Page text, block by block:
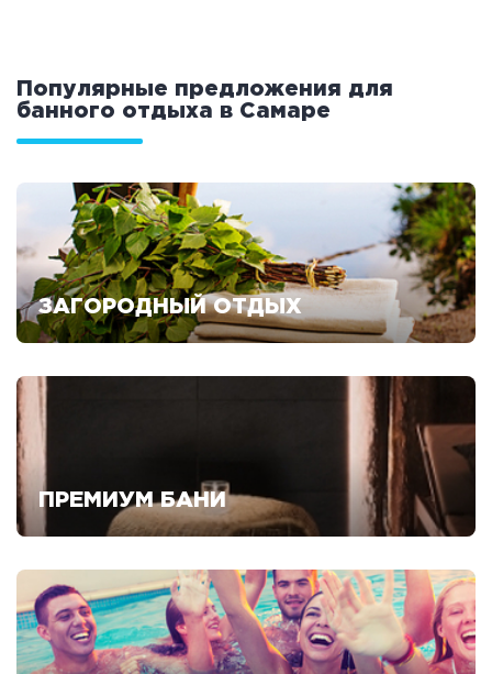
Популярные предложения для
банного отдыха в Самаре
ЗАГОРОДНЫЙ ОТДЫХ
Смотреть предложения
ПРЕМИУМ БАНИ
Смотреть предложения